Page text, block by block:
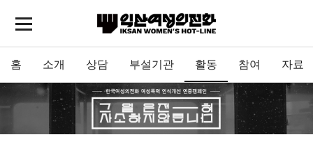
홈 소개 상담 부설기관 활동 참여 자료